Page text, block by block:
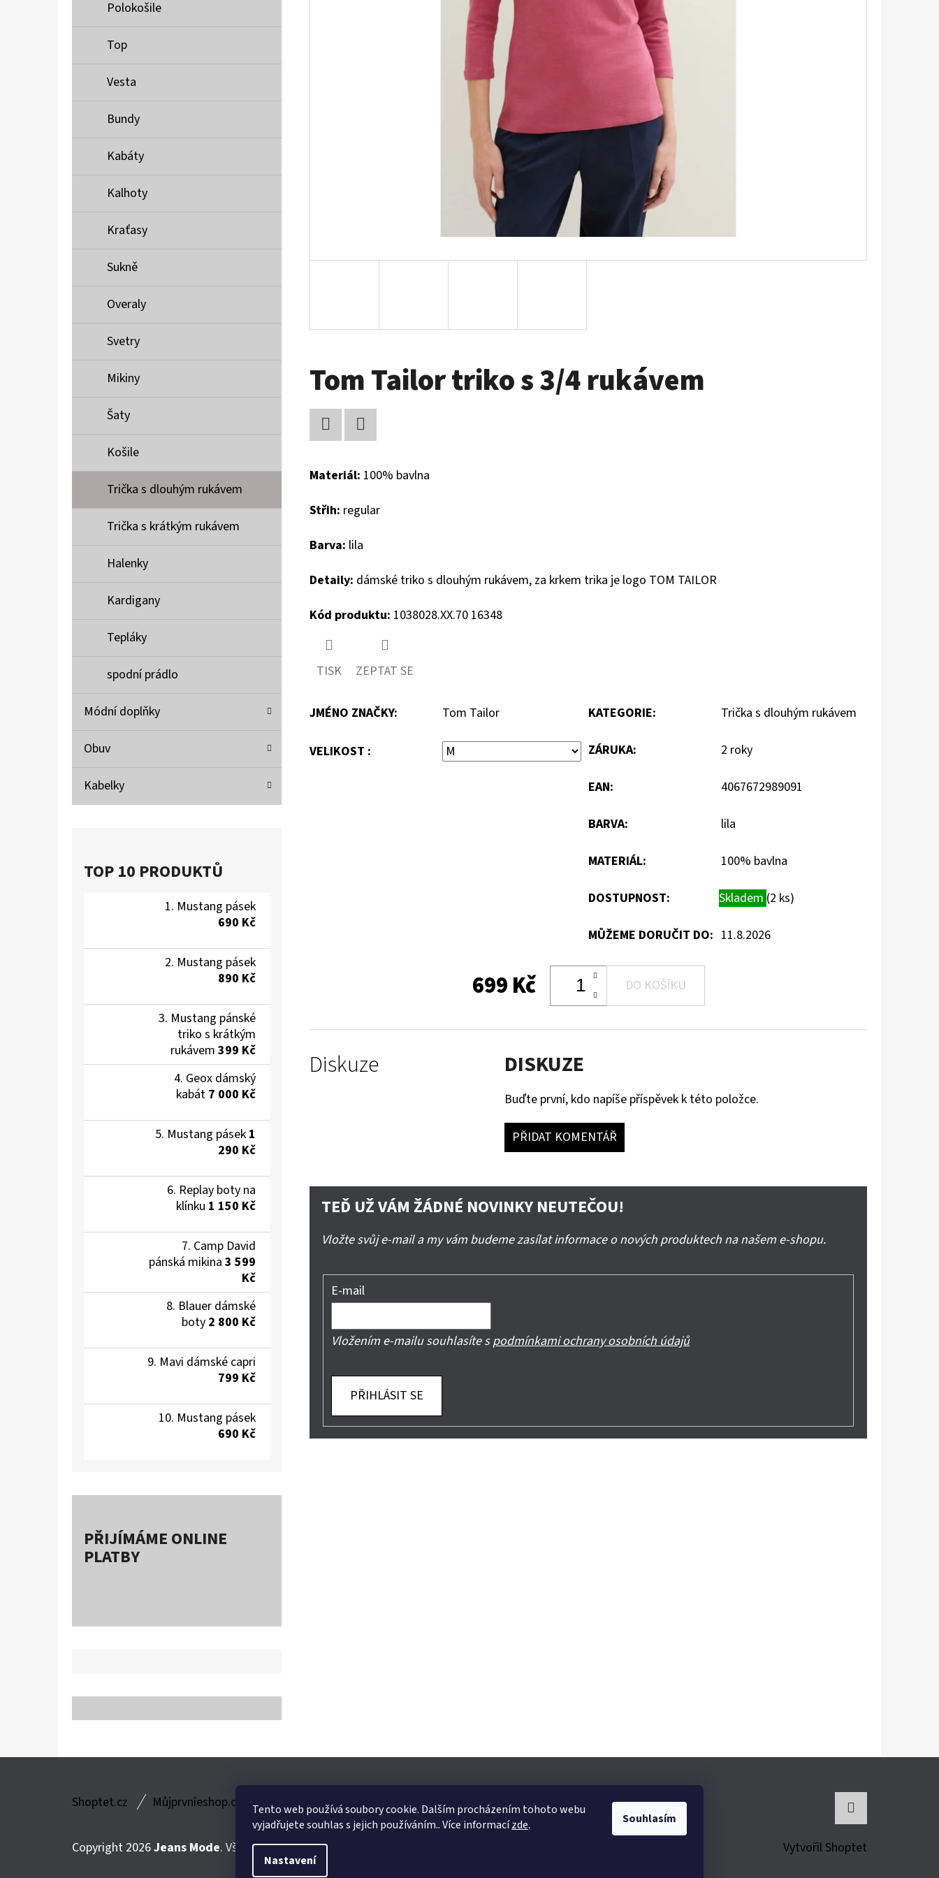
Tento web používá soubory cookie. Dalším procházením tohoto webu
vyjadřujete souhlas s jejich používáním.. Více informacízde.
Nastavení
Souhlasím
Polokošile
Top
Vesta
Bundy
Kabáty
Kalhoty
Kraťasy
Sukně
Overaly
Svetry
Mikiny
Šaty
Košile
Trička s dlouhým rukávem
Trička s krátkým rukávem
Halenky
Kardigany
Tepláky
spodní prádlo
Módní doplňky
Obuv
Kabelky
TOP 10 PRODUKTŮ
Mustang pásek
690 Kč
Mustang pásek
890 Kč
Mustang pánské
triko s krátkým
rukávem 399 Kč
Geox dámský
kabát 7 000 Kč
Mustang pásek 1
290 Kč
Replay boty na
klínku 1 150 Kč
Camp David
pánská mikina 3 599
Kč
Blauer dámské
boty 2 800 Kč
Mavi dámské capri
799 Kč
Mustang pásek
690 Kč
PŘIJÍMÁME ONLINE
PLATBY
Tom Tailor triko s 3/4 rukávem
Materiál: 100% bavlna
Střih: regular
Barva: lila
Detaily: dámské triko s dlouhým rukávem, za krkem trika je logo TOM TAILOR
Kód produktu: 1038028.XX.70 16348
TISK ZEPTAT SE
JMÉNO ZNAČKY: Tom Tailor
VELIKOST :
KATEGORIE: Trička s dlouhým rukávem
ZÁRUKA: 2 roky
EAN: 4067672989091
BARVA: lila
MATERIÁL: 100% bavlna
DOSTUPNOST: Skladem (2 ks)
MŮŽEME DORUČIT DO: 11.8.2026
699 Kč DO KOŠÍKU
Diskuze DISKUZE
Buďte první, kdo napíše příspěvek k této položce.
PŘIDAT KOMENTÁŘ
TEĎ UŽ VÁM ŽÁDNÉ NOVINKY NEUTEČOU!
Vložte svůj e-mail a my vám budeme zasílat informace o nových produktech na našem e-shopu.
E-mail
Vložením e-mailu souhlasíte spodmínkami ochrany osobních údajů
PŘIHLÁSIT SE
MUSTANG PÁSEK
MUSTANG PÁNSKÉ TRIKO S KRÁTKÝM
Shoptet.cz
Můjprvníeshop.cz
Vytvořil Shoptet
Copyright 2026Jeans Mode. Všechna práva vyhrazena.